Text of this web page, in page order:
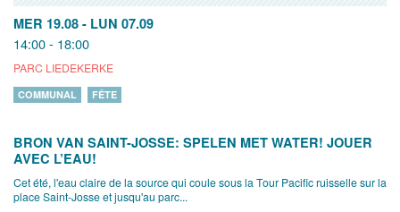
MER 19.08 - LUN 07.09
14:00 - 18:00
PARC LIEDEKERKE
COMMUNAL FÊTE
BRON VAN SAINT-JOSSE: SPELEN MET WATER! JOUER
AVEC L’EAU!
Cet été, l'eau claire de la source qui coule sous la Tour Pacific ruisselle sur la
place Saint-Josse et jusqu'au parc...